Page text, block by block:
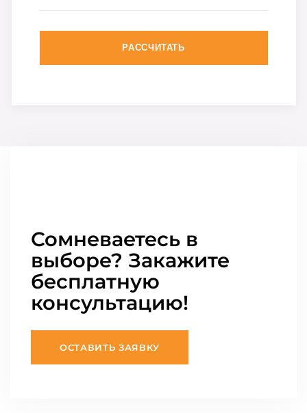
РАССЧИТАТЬ
Сомневаетесь в
выборе? Закажите
бесплатную
консультацию!
ОСТАВИТЬ ЗАЯВКУ